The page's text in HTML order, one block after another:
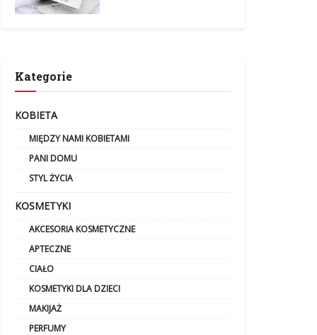
Kategorie
KOBIETA
MIĘDZY NAMI KOBIETAMI
PANI DOMU
STYL ŻYCIA
KOSMETYKI
AKCESORIA KOSMETYCZNE
APTECZNE
CIAŁO
KOSMETYKI DLA DZIECI
MAKIJAŻ
PERFUMY